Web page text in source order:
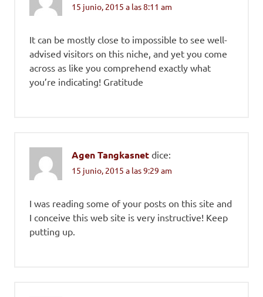
15 junio, 2015 a las 8:11 am
It can be mostly close to impossible to see well-
advised visitors on this niche, and yet you come
across as like you comprehend exactly what
you’re indicating! Gratitude
Agen Tangkasnet dice:
15 junio, 2015 a las 9:29 am
I was reading some of your posts on this site and
I conceive this web site is very instructive! Keep
putting up.